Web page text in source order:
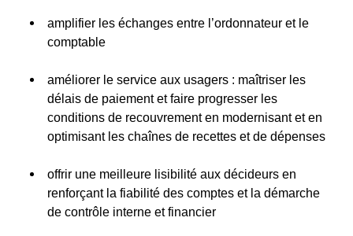
amplifier les échanges entre l’ordonnateur et le
comptable
améliorer le service aux usagers : maîtriser les
délais de paiement et faire progresser les
conditions de recouvrement en modernisant et en
optimisant les chaînes de recettes et de dépenses
offrir une meilleure lisibilité aux décideurs en
renforçant la fiabilité des comptes et la démarche
de contrôle interne et financier